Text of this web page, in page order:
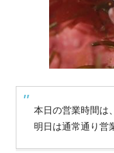
本日の営業時間は
明日は通常通り営